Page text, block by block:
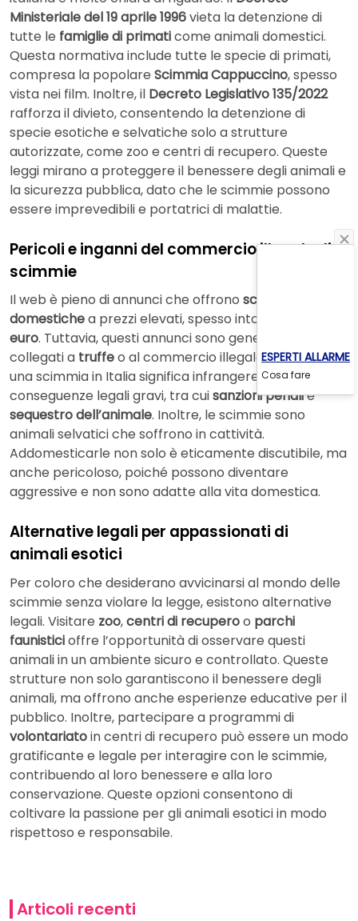
Ministeriale del 19 aprile 1996vieta la detenzione di
tutte le famiglie di primaticome animali domestici.
Questa normativa include tutte le specie di primati,
compresa la popolare Scimmia Cappuccino, spesso
vista nei film. Inoltre, il Decreto Legislativo 135/2022
rafforza il divieto, consentendo la detenzione di
specie esotiche e selvatiche solo a strutture
autorizzate, come zoo e centri di recupero. Queste
leggi mirano a proteggere il benessere degli animali e
la sicurezza pubblica, dato che le scimmie possono
essere imprevedibili e portatrici di malattie.
Pericoli e inganni del commercio illegale di
scimmie
Il web è pieno di annunci che offrono scimmie
domestichea prezzi elevati, spesso intorno ai
euro. Tuttavia, questi annunci sono generalmente
collegati a truffeo al commercio illegale. Acquistare
una scimmia in Italia significa infrangere la legge, con
conseguenze legali gravi, tra cuisanzioni penalie
sequestro dell’animale. Inoltre, le scimmie sono
animali selvatici che soffrono in cattività.
Addomesticarle non solo è eticamente discutibile, ma
anche pericoloso, poiché possono diventare
aggressive e non sono adatte alla vita domestica.
Alternative legali per appassionati di
animali esotici
Per coloro che desiderano avvicinarsi al mondo delle
scimmie senza violare la legge, esistono alternative
legali. Visitare zoo,centri di recuperoo parchi
faunisticioffre l’opportunità di osservare questi
animali in un ambiente sicuro e controllato. Queste
strutture non solo garantiscono il benessere degli
animali, ma offrono anche esperienze educative per il
pubblico. Inoltre, partecipare a programmi di
volontariatoin centri di recupero può essere un modo
gratificante e legale per interagire con le scimmie,
contribuendo al loro benessere e alla loro
conservazione. Queste opzioni consentono di
coltivare la passione per gli animali esotici in modo
rispettoso e responsabile.
Articoli recenti
ESPERTI ALLARME
Cosa fare